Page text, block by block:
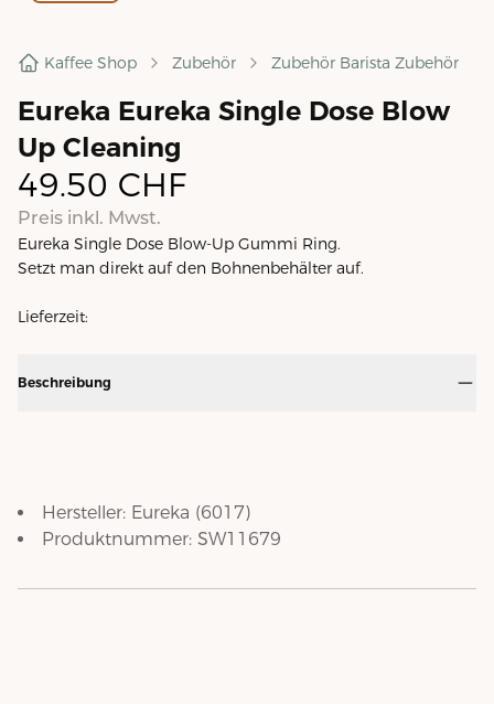
Kaffee Shop Zubehör Zubehör Barista Zubehör
Eureka Eureka Single Dose Blow
Up Cleaning
49.50 CHF
Preis inkl. Mwst.
Eureka Single Dose Blow-Up Gummi Ring.
Setzt man direkt auf den Bohnenbehälter auf.
Lieferzeit:
Beschreibung
Hersteller: Eureka (6017)
Produktnummer: SW11679